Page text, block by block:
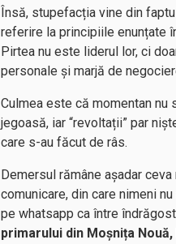
Însă, stupefacția vine din
referire la principiile enunțate
Pirtea nu este liderul lor, ci
personale și marjă de
Culmea este că momentan
jegoasă, iar “revoltații” par
care s-au făcut de râs.
Demersul rămâne așadar
comunicare, din care nimeni
pe whatsapp ca între
primarului din Moșnița